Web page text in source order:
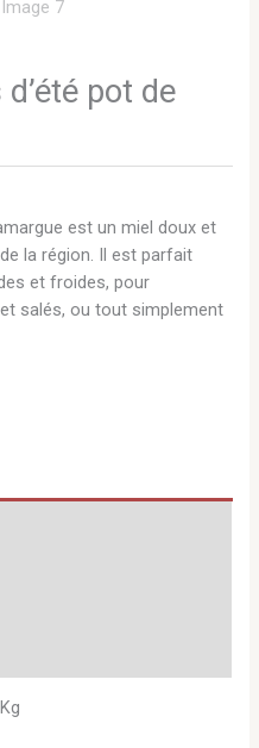
pot de
est un miel doux et
la région. Il est parfait
et froides, pour
salés, ou tout simplement